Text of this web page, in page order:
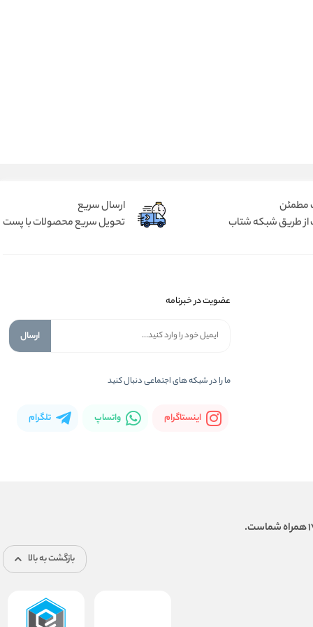
مطمئن
از طریق شبکه شتاب
ارسال سریع
تحویل سریع محصولات با پست
عضویت در خبرنامه
ارسال
ما را در شبكه های اجتماعی دنبال کنید
اینستاگرام واتساپ تلگرام
بازگشت به بالا